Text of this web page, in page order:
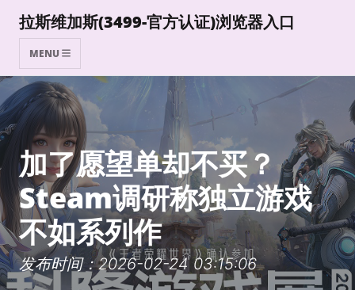
拉斯维加斯(3499-官方认证)浏览器入口
MENU
加了愿望单却不买？
Steam调研称独立游戏
不如系列作
发布时间：2026-02-24 03:15:06